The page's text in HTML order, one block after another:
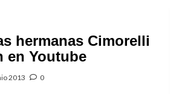
hermanas Cimorelli
en Youtube
2013 0